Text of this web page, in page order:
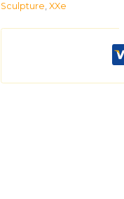
Sculpture, XXe